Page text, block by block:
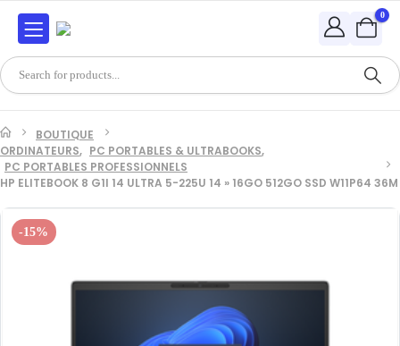
0
BOUTIQUE
ORDINATEURS, PC PORTABLES & ULTRABOOKS,
PC PORTABLES PROFESSIONNELS
HP ELITEBOOK 8 G1I 14 ULTRA 5-225U 14 » 16GO 512GO SSD W11P64 36M
-15%